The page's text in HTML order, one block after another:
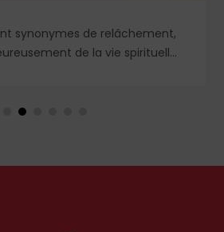
synonymes de relâchement,
de la vie spirituelle.
ne trouverons qu'en Dieu ?